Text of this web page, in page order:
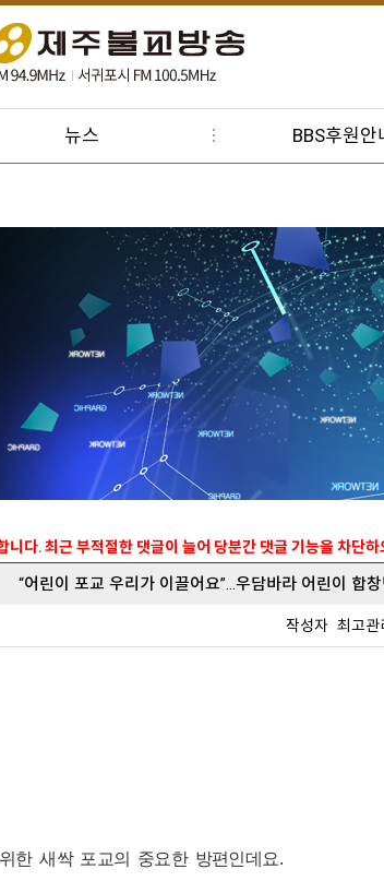
뉴스 BBS후원안
다. 최근 부적절한 댓글이 늘어 당분간 댓글 기능을 차단
“어린이 포교 우리가 이끌어요”...우담바라 어린이 합
작성자 최고관
한 새싹 포교의 중요한 방편인데요.